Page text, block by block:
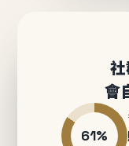
會
61%